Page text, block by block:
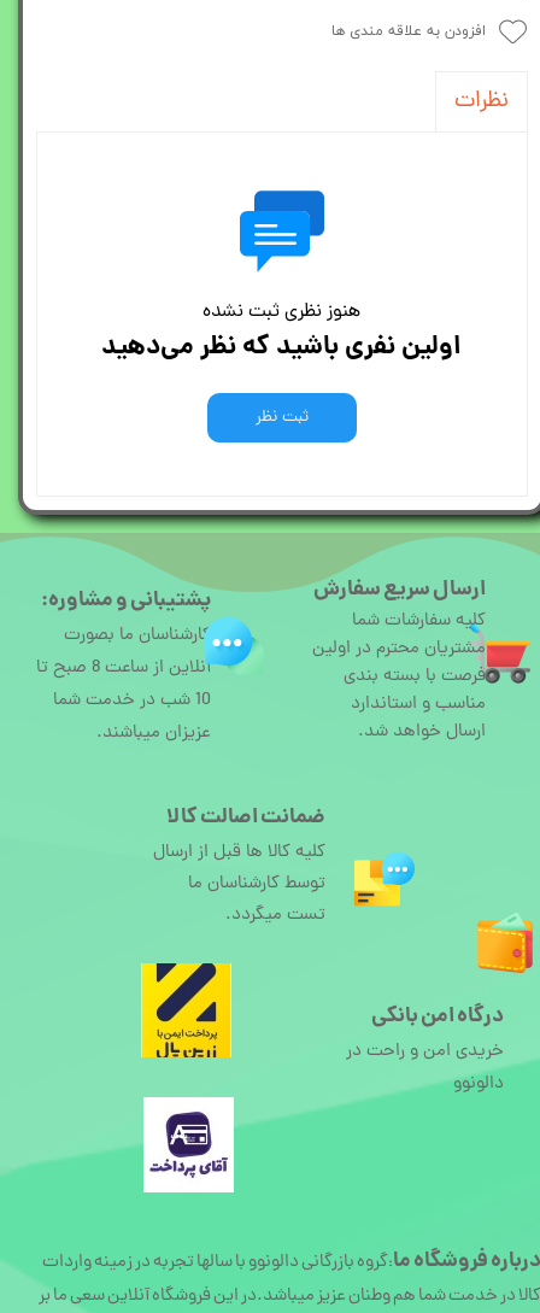
افزودن به علاقه مندی ها
نظرات
هنوز نظری ثبت نشده
اولین نفری باشید که نظر می‌دهید
ثبت نظر
ارسال سریع سفارش
کلیه سفارشات شما
مشتریان محترم در اولین
فرصت با بسته بندی
مناسب و استاندارد
ارسال خواهد شد.
دربارهفروشگاه ما:گروه بازرگانی دالونوو با سالها تجربه در زمینه واردات
کالا در خدمت شما هم وطنان عزیز میباشد.در این فروشگاه آنلاین سعی ما بر
درگاه امن بانکی
خریدی امن و راحت در
دالونوو
پشتیبانی و مشاوره:
کارشناسان ما بصورت
آنلاین از ساعت 8 صبح تا
10 شب در خدمت شما
عزیزان میباشند.
ضمانت اصالت کالا
کلیه کالا ها قبل از ارسال
توسط کارشناسان ما
تست میگردد.